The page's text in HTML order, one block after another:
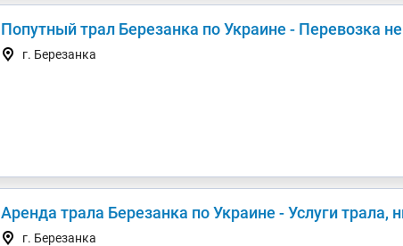
Попутный трал Березанка по Украине - Перевозка
г. Березанка
Аренда трала Березанка по Украине - Услуги трала,
г. Березанка